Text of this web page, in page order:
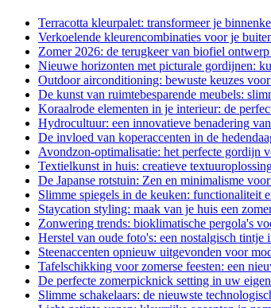
Terracotta kleurpalet: transformeer je
Verkoelende kleurencombinaties voor je
Zomer 2026: de terugkeer van biofiel
Nieuwe horizonten met picturale gordijnen:
Outdoor airconditioning: bewuste keuzes
De kunst van ruimtebesparende meubels:
Koraalrode elementen in je interieur: de
Hydrocultuur: een innovatieve benadering
De invloed van koperaccenten in de
Avondzon-optimalisatie: het perfecte gordijn
Textielkunst in huis: creatieve
De Japanse rotstuin: Zen en minimalisme
Slimme spiegels in de keuken: functionaliteit
Staycation styling: maak van je huis een
Zonwering trends: bioklimatische pergola's
Herstel van oude foto's: een nostalgisch tintje
Steenaccenten opnieuw uitgevonden voor
Tafelschikking voor zomerse feesten: een
De perfecte zomerpicknick setting in uw
Slimme schakelaars: de nieuwste